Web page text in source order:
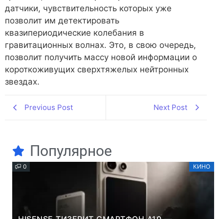
датчики, чувствительность которых уже
позволит им детектировать
квазипериодические колебания в
гравитационных волнах. Это, в свою очередь,
позволит получить массу новой информации о
короткоживущих сверхтяжелых нейтронных
звездах.
Previous Post Next Post
Популярное
0 КИНО